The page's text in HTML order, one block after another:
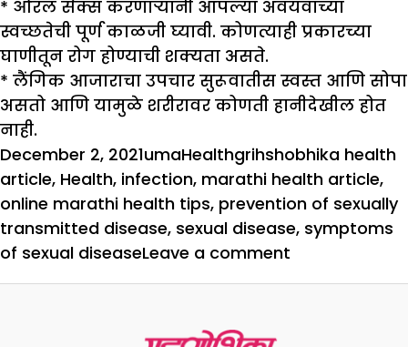
* ओरल सेक्स करणाऱ्यांनी आपल्या अवयवांच्या
स्वच्छतेची पूर्ण काळजी घ्यावी. कोणत्याही प्रकारच्या
घाणीतून रोग होण्याची शक्यता असते.
* लैंगिक आजाराचा उपचार सुरूवातीस स्वस्त आणि सोपा
असतो आणि यामुळे शरीरावर कोणती हानीदेखील होत
नाही.
Posted
on
December 2, 2021Author
umaCategories
HealthTags
grihshobhika health
article, Health, infection, marathi health article,
online marathi health tips, prevention of sexually
transmitted disease, sexual disease, symptoms
of sexual diseaseLeave a comment